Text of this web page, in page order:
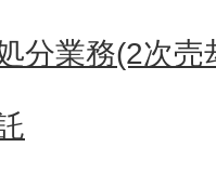
分業務(2次売